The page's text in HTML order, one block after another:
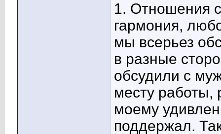
1. Отношения
гармония,
мы всерьез
в разные
обсудили с
месту работы,
моему
поддержал.